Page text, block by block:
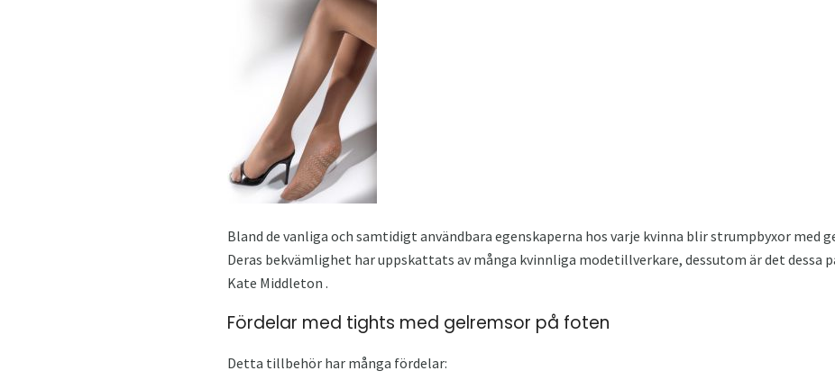
Bland de vanliga och samtidigt användbara egenskaperna hos varje kvinna blir strumpbyxor med
Deras bekvämlighet har uppskattats av många kvinnliga modetillverkare, dessutom är det dessa
Kate Middleton .
Fördelar med tights med gelremsor på foten
Detta tillbehör har många fördelar: